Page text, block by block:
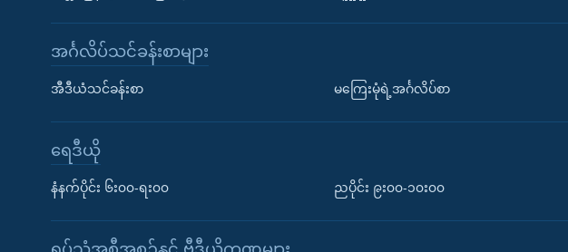
အင်္ဂလိပ်သင်ခန်းစာများ
အီဒီယံသင်ခန်းစာ မကြေးမုံရဲ့အင်္ဂလိပ်စာ
ရေဒီယို
နံနက်ပိုင်း ၆း၀၀-ရး၀၀ ညပိုင်း ၉း၀၀-၁၀း၀၀